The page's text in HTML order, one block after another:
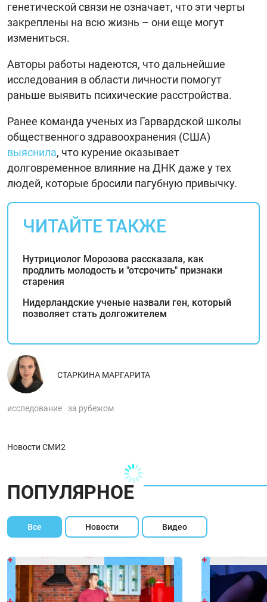
генетической связи не означает, что эти черты
закреплены на всю жизнь – они еще могут
измениться.
Авторы работы надеются, что дальнейшие
исследования в области личности помогут
раньше выявить психические расстройства.
Ранее команда ученых из Гарвардской школы
общественного здравоохранения (США)
выяснила, что курение оказывает
долговременное влияние на ДНК даже у тех
людей, которые бросили пагубную привычку.
ЧИТАЙТЕ ТАКЖЕ
Нутрициолог Морозова рассказала, как
продлить молодость и "отсрочить" признаки
старения
Нидерландские ученые назвали ген, который
позволяет стать долгожителем
СТАРКИНА МАРГАРИТА
исследование за рубежом
Новости СМИ2
ПОПУЛЯРНОЕ
Все Новости Видео